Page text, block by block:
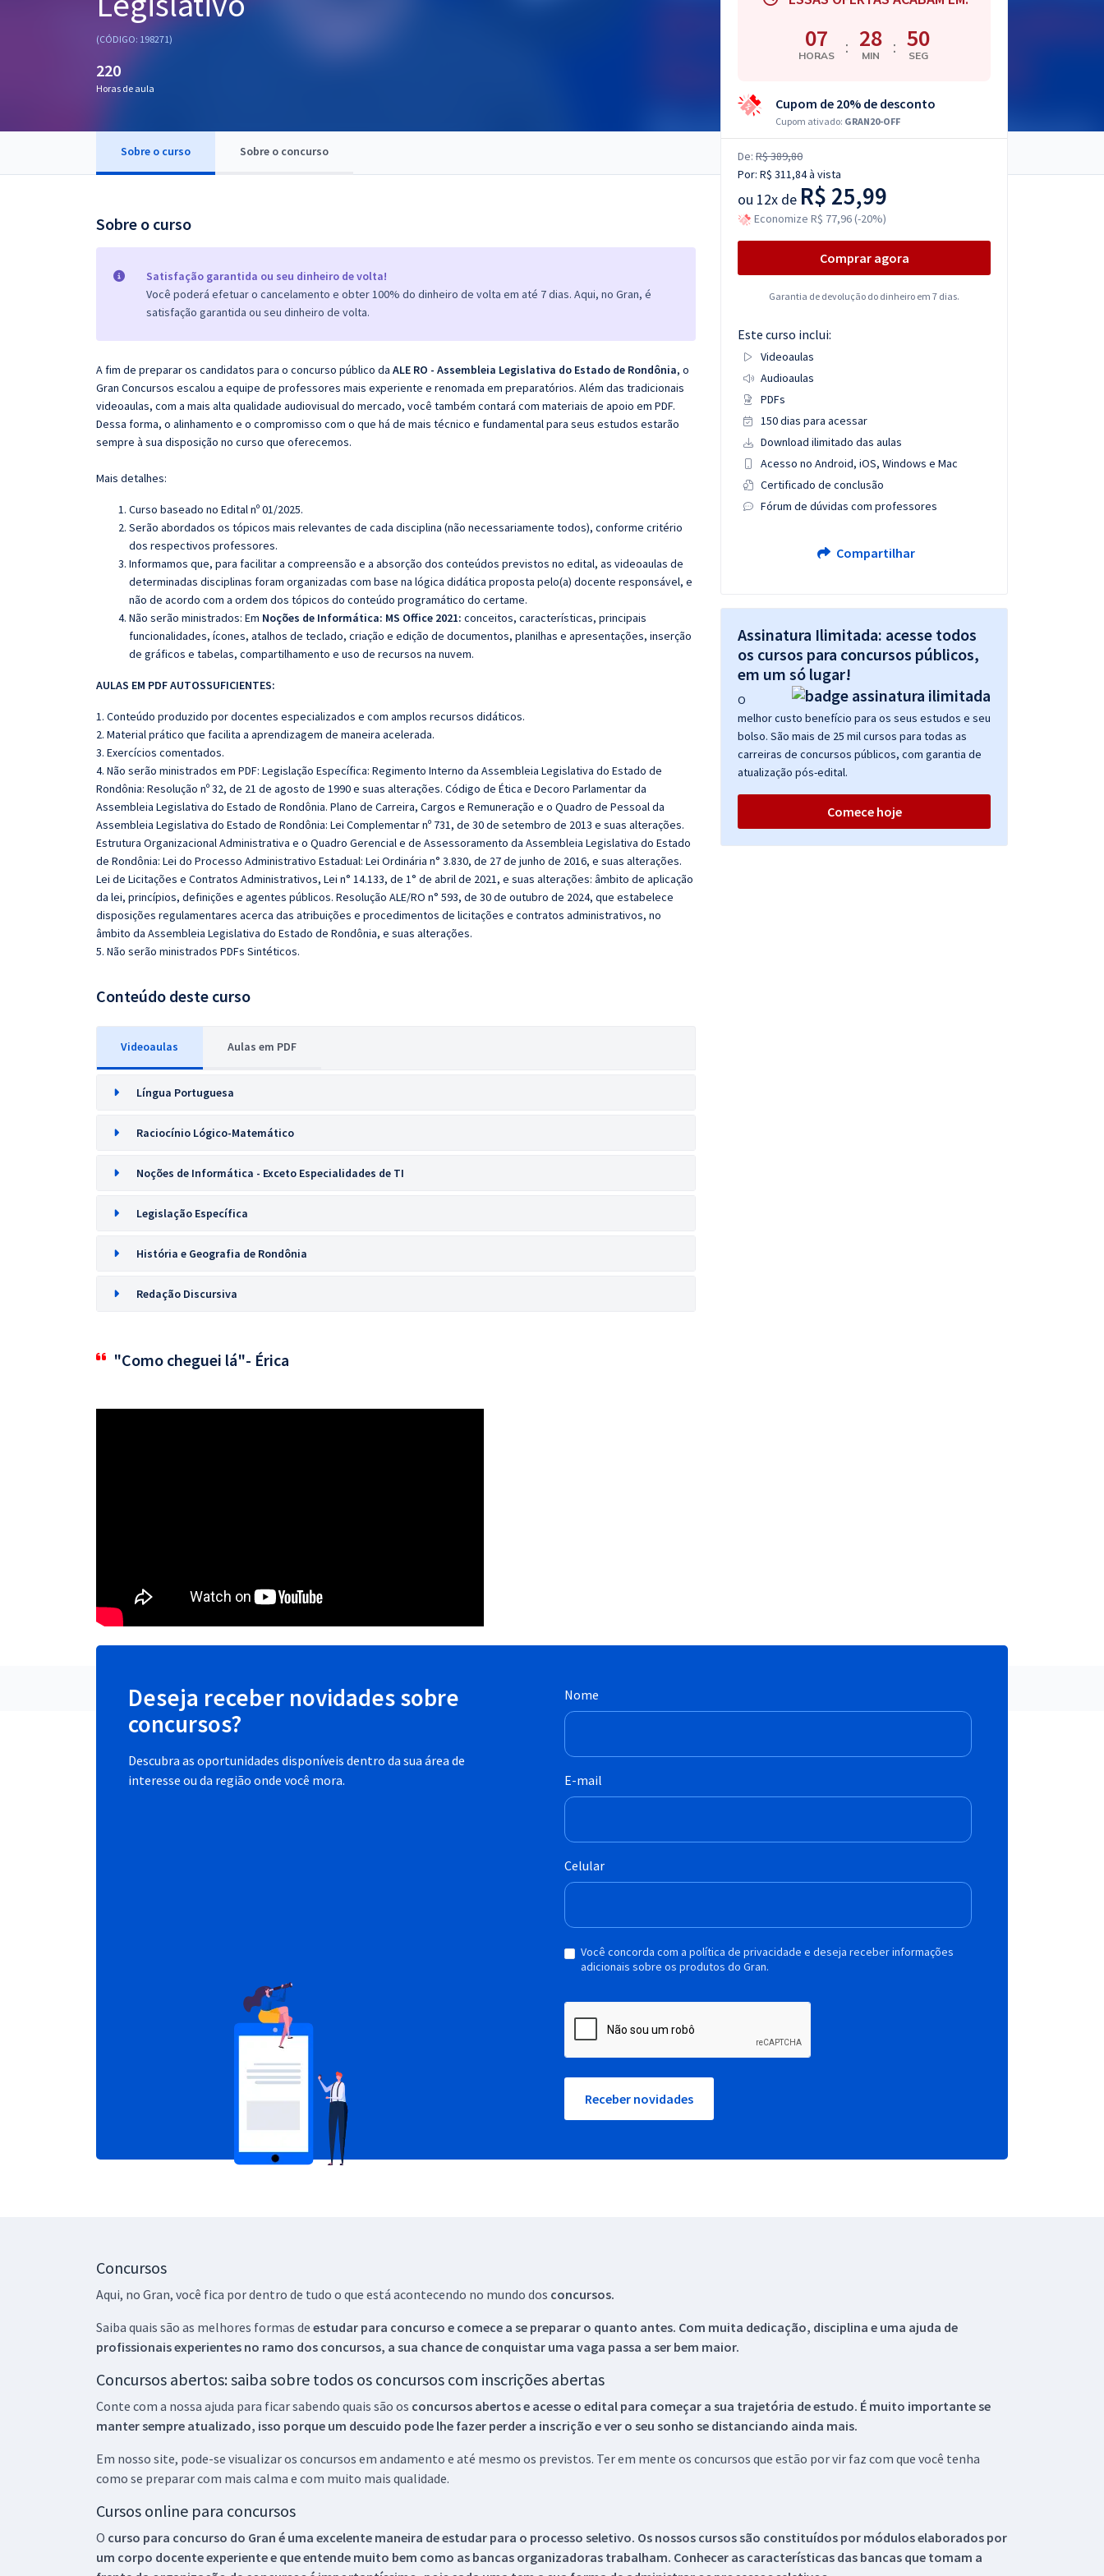
Questões grátis
(CÓDIGO: 198271)
220
Horas de aula
Sobre o curso Sobre o concurso
Sobre o curso
Satisfação garantida ou seu dinheiro de volta!
Você poderá efetuar o cancelamento e obter 100% do dinheiro de volta em até 7 dias. Aqui, no Gran, é
satisfação garantida ou seu dinheiro de volta.
A fim de preparar os candidatos para o concurso público da ALE RO - Assembleia Legislativa do Estado de Rondônia, o
Gran Concursos escalou a equipe de professores mais experiente e renomada em preparatórios. Além das tradicionais
videoaulas, com a mais alta qualidade audiovisual do mercado, você também contará com materiais de apoio em PDF.
Dessa forma, o alinhamento e o compromisso com o que há de mais técnico e fundamental para seus estudos estarão
sempre à sua disposição no curso que oferecemos.
Mais detalhes:
Curso baseado no Edital nº 01/2025.
Serão abordados os tópicos mais relevantes de cada disciplina (não necessariamente todos), conforme critério
dos respectivos professores.
Informamos que, para facilitar a compreensão e a absorção dos conteúdos previstos no edital, as videoaulas de
determinadas disciplinas foram organizadas com base na lógica didática proposta pelo(a) docente responsável, e
não de acordo com a ordem dos tópicos do conteúdo programático do certame.
Não serão ministrados: Em Noções de Informática: MS Office 2021: conceitos, características, principais
funcionalidades, ícones, atalhos de teclado, criação e edição de documentos, planilhas e apresentações, inserção
de gráficos e tabelas, compartilhamento e uso de recursos na nuvem.
AULAS EM PDF AUTOSSUFICIENTES:
1. Conteúdo produzido por docentes especializados e com amplos recursos didáticos.
2. Material prático que facilita a aprendizagem de maneira acelerada.
3. Exercícios comentados.
4. Não serão ministrados em PDF: Legislação Específica: Regimento Interno da Assembleia Legislativa do Estado de
Rondônia: Resolução nº 32, de 21 de agosto de 1990 e suas alterações. Código de Ética e Decoro Parlamentar da
Assembleia Legislativa do Estado de Rondônia. Plano de Carreira, Cargos e Remuneração e o Quadro de Pessoal da
Assembleia Legislativa do Estado de Rondônia: Lei Complementar nº 731, de 30 de setembro de 2013 e suas alterações.
Estrutura Organizacional Administrativa e o Quadro Gerencial e de Assessoramento da Assembleia Legislativa do Estado
de Rondônia: Lei do Processo Administrativo Estadual: Lei Ordinária n° 3.830, de 27 de junho de 2016, e suas alterações.
Lei de Licitações e Contratos Administrativos, Lei n° 14.133, de 1° de abril de 2021, e suas alterações: âmbito de aplicação
da lei, princípios, definições e agentes públicos. Resolução ALE/RO n° 593, de 30 de outubro de 2024, que estabelece
disposições regulamentares acerca das atribuições e procedimentos de licitações e contratos administrativos, no
âmbito da Assembleia Legislativa do Estado de Rondônia, e suas alterações.
5. Não serão ministrados PDFs Sintéticos.
Conteúdo deste curso
Videoaulas Aulas em PDF
Língua Portuguesa
Raciocínio Lógico-Matemático
Noções de Informática - Exceto Especialidades de TI
Legislação Específica
História e Geografia de Rondônia
Redação Discursiva
"Como cheguei lá"- Érica
07
HORAS : 28
MIN : 49
SEG
Cupom de 20% de desconto
Cupom ativado: GRAN20-OFF
De: R$ 389,80
Por: R$ 311,84à vista
ou 12x de R$ 25,99
Economize R$ 77,96 (-20%)
Comprar agora
Garantia de devolução do dinheiro em 7 dias.
Este curso inclui:
Videoaulas
Audioaulas
PDFs
150 dias para acessar
Download ilimitado das aulas
Acesso no Android, iOS, Windows e Mac
Certificado de conclusão
Fórum de dúvidas com professores
Compartilhar
Assinatura Ilimitada: acesse todos
os cursos para concursos públicos,
em um só lugar!
O
melhor custo benefício para os seus estudos e seu
bolso. São mais de 25 mil cursos para todas as
carreiras de concursos públicos, com garantia de
atualização pós-edital.
Comece hoje
Deseja receber novidades sobre
concursos?
Descubra as oportunidades disponíveis dentro da sua área de
interesse ou da região onde você mora.
Nome
E-mail
Celular
Você concorda com a política de privacidade e deseja receber informações
adicionais sobre os produtos do Gran.
Receber novidades
Concursos
Aqui, no Gran, você fica por dentro de tudo o que está acontecendo no mundo dos concursos.
Saiba quais são as melhores formas de estudar para concurso e comece a se preparar o quanto antes. Com muita dedicação, disciplina e uma ajuda de
profissionais experientes no ramo dos concursos, a sua chance de conquistar uma vaga passa a ser bem maior.
Concursos abertos: saiba sobre todos os concursos com inscrições abertas
Conte com a nossa ajuda para ficar sabendo quais são os concursos abertos e acesse o edital para começar a sua trajetória de estudo. É muito importante se
manter sempre atualizado, isso porque um descuido pode lhe fazer perder a inscrição e ver o seu sonho se distanciando ainda mais.
Em nosso site, pode-se visualizar os concursos em andamento e até mesmo os previstos. Ter em mente os concursos que estão por vir faz com que você tenha
como se preparar com mais calma e com muito mais qualidade.
Cursos online para concursos
O curso para concurso do Gran é uma excelente maneira de estudar para o processo seletivo. Os nossos cursos são constituídos por módulos elaborados por
um corpo docente experiente e que entende muito bem como as bancas organizadoras trabalham. Conhecer as características das bancas que tomam a